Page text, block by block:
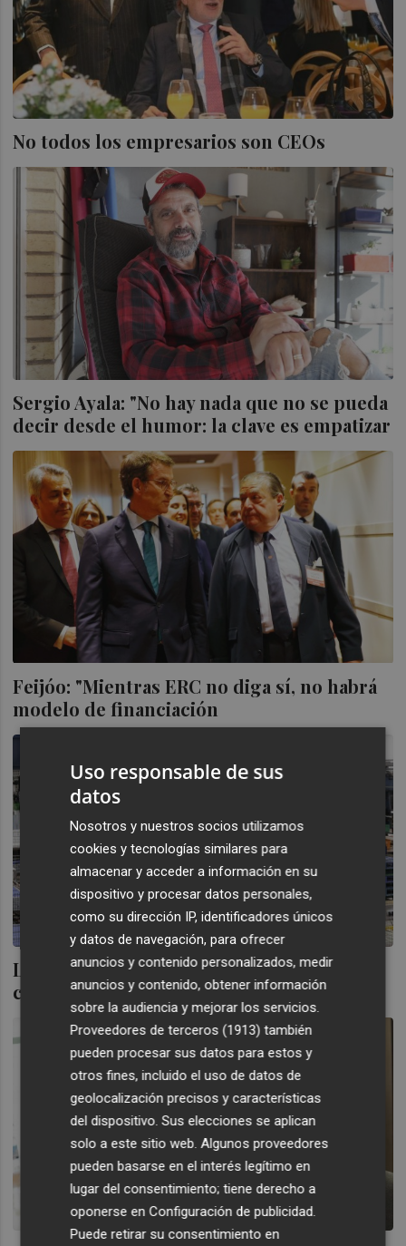
No todos los empresarios son CEOs
Sergio Ayala: "No hay nada que no se pueda
decir desde el humor: la clave es empatizar
Feijóo: "Mientras ERC no diga sí, no habrá
modelo de financiación
Los empresarios valencianos, con más
confianza de cara al cuarto trimestre
Uso responsable de sus
datos
Nosotros y nuestros socios utilizamos
cookies y tecnologías similares para
almacenar y acceder a información en su
dispositivo y procesar datos personales,
como su dirección IP, identificadores únicos
y datos de navegación, para ofrecer
anuncios y contenido personalizados, medir
anuncios y contenido, obtener información
sobre la audiencia y mejorar los servicios.
Proveedores de terceros (1913) también
pueden procesar sus datos para estos y
otros fines, incluido el uso de datos de
geolocalización precisos y características
del dispositivo. Sus elecciones se aplican
solo a este sitio web. Algunos proveedores
pueden basarse en el interés legítimo en
lugar del consentimiento; tiene derecho a
oponerse enConfiguración de publicidad
Puede retirar su consentimiento en